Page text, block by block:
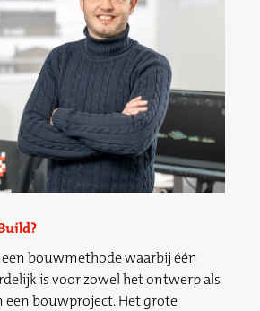
bouwmethode waarbij één
is voor zowel het ontwerp als
een bouwproject. Het grote